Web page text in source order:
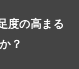
度の高まる
？